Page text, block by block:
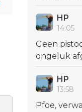
HP
14:05
Geen
ongeluk
HP
13:58
Pfoe,